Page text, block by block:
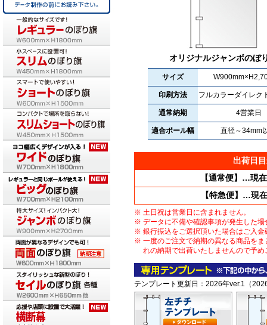
オリジナルジャンボのぼ
サイズ
印刷方法 フルカラーダイレク
通常納期 4営業日
適合ポール幅 直径～34mm
出荷日
【通常便】…現
【特急便】…現
土日祝は営業日に含まれません。
データに不備や確認事項が発生した
銀行振込をご選択頂いた場合はご入
一度のご注文で納期の異なる商品を
れの納期で出荷いたしませんので予
テンプレート更新日：2026年ver.1（